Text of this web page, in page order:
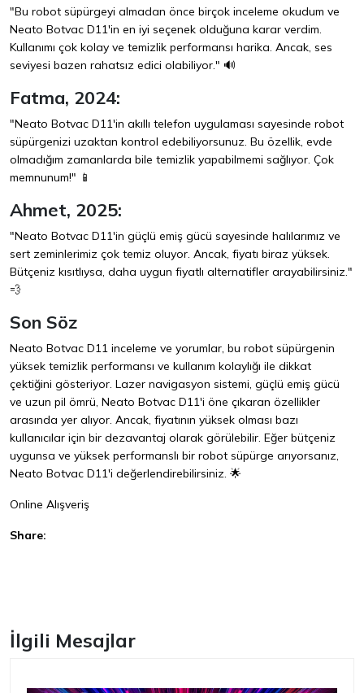
"Bu robot süpürgeyi almadan önce birçok inceleme okudum ve
Neato Botvac D11'in en iyi seçenek olduğuna karar verdim.
Kullanımı çok kolay ve temizlik performansı harika. Ancak, ses
seviyesi bazen rahatsız edici olabiliyor." 🔊
Fatma, 2024:
"Neato Botvac D11'in akıllı telefon uygulaması sayesinde robot
süpürgenizi uzaktan kontrol edebiliyorsunuz. Bu özellik, evde
olmadığım zamanlarda bile temizlik yapabilmemi sağlıyor. Çok
memnunum!" 📱
Ahmet, 2025:
"Neato Botvac D11'in güçlü emiş gücü sayesinde halılarımız ve
sert zeminlerimiz çok temiz oluyor. Ancak, fiyatı biraz yüksek.
Bütçeniz kısıtlıysa, daha uygun fiyatlı alternatifler arayabilirsiniz."
💨
Son Söz
Neato Botvac D11 inceleme ve yorumlar, bu robot süpürgenin
yüksek temizlik performansı ve kullanım kolaylığı ile dikkat
çektiğini gösteriyor. Lazer navigasyon sistemi, güçlü emiş gücü
ve uzun pil ömrü, Neato Botvac D11'i öne çıkaran özellikler
arasında yer alıyor. Ancak, fiyatının yüksek olması bazı
kullanıcılar için bir dezavantaj olarak görülebilir. Eğer bütçeniz
uygunsa ve yüksek performanslı bir robot süpürge arıyorsanız,
Neato Botvac D11'i değerlendirebilirsiniz. 🌟
Online Alışveriş
Share:
İlgili Mesajlar